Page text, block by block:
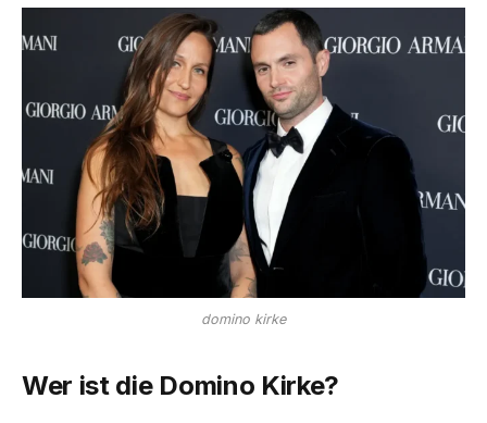
domino kirke
Wer ist die Domino Kirke?